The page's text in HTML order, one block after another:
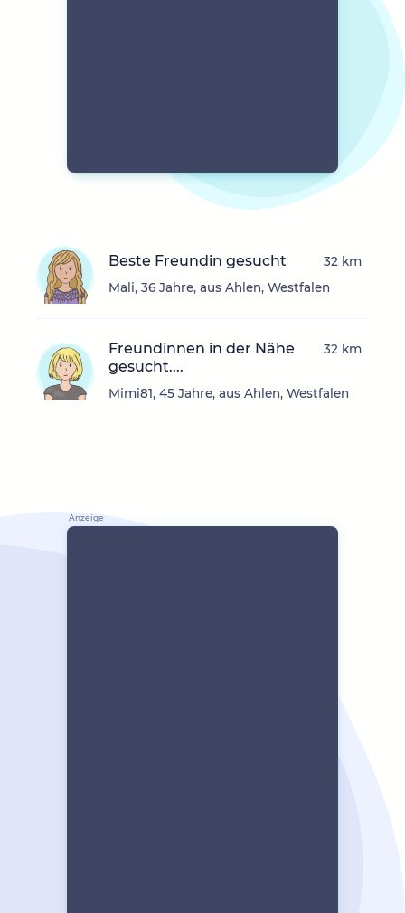
Beste Freundin gesucht
Mali, 36 Jahre, aus Ahlen, Westfalen
32 km
Freundinnen in der Nähe
gesucht....
Mimi81, 45 Jahre, aus Ahlen, Westfalen
32 km